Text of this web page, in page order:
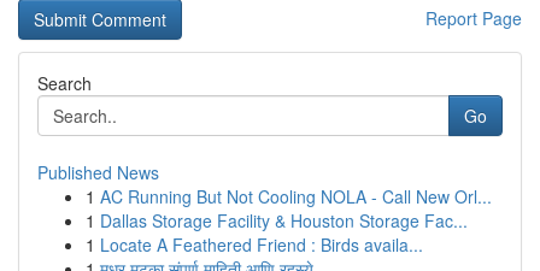
Report Page
Search
Go
Published News
1 AC Running But Not Cooling NOLA - Call New Orl...
1 Dallas Storage Facility & Houston Storage Fac...
1 Locate A Feathered Friend : Birds availa...